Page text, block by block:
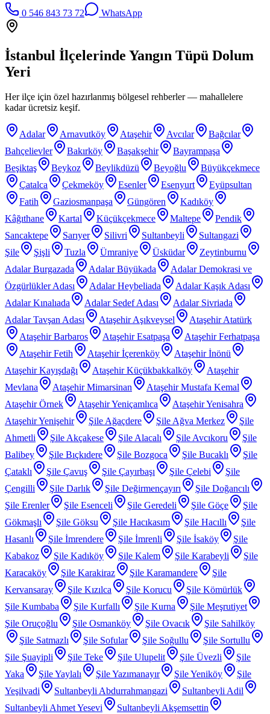
0 546 843 73 72 WhatsApp
İstanbul İlçelerinde Yangın Tüpü Dolum
Yeri
Her ilçe için özel hazırlanmış bölgesel rehberler — mahallelere
kadar ücretsiz keşif.
Adalar Arnavutköy Ataşehir Avcılar
Bağcılar
Bahçelievler
Bakırköy Başakşehir
Bayrampaşa
Beşiktaş
Beykoz Beylikdüzü Beyoğlu
Büyükçekmece
Çatalca
Çekmeköy Esenler Esenyurt
Eyüpsultan
Fatih
Gaziosmanpaşa Güngören
Kadıköy
Kâğıthane
Kartal Küçükçekmece Maltepe
Pendik
Sancaktepe
Sarıyer Silivri Sultanbeyli
Sultangazi
Şile
Şişli Tuzla Ümraniye Üsküdar
Zeytinburnu
Adalar Burgazada
Adalar Büyükada
Adalar Demokrasi ve
Özgürlükler Adası
Adalar Heybeliada
Adalar Kaşık Adası
Adalar Kınalıada
Adalar Sedef Adası
Adalar Sivriada
Adalar Tavşan Adası
Ataşehir Aşıkveysel
Ataşehir Atatürk
Ataşehir Barbaros
Ataşehir Esatpaşa
Ataşehir Ferhatpaşa
Ataşehir Fetih
Ataşehir İçerenköy
Ataşehir İnönü
Ataşehir Kayışdağı
Ataşehir Küçükbakkalköy
Ataşehir
Mevlana
Ataşehir Mimarsinan
Ataşehir Mustafa Kemal
Ataşehir Örnek
Ataşehir Yeniçamlıca
Ataşehir Yenisahra
Ataşehir Yenişehir
Şile Ağaçdere Şile Ağva Merkez
Şile
Ahmetli
Şile Akçakese Şile Alacalı Şile Avcıkoru
Şile
Balibey
Şile Bıçkıdere Şile Bozgoca Şile Bucaklı
Şile
Çataklı
Şile Çavuş Şile Çayırbaşı Şile Çelebi
Şile
Çengilli
Şile Darlık Şile Değirmençayırı
Şile Doğancılı
Şile Erenler
Şile Esenceli Şile Geredeli Şile Göçe
Şile
Gökmaşlı
Şile Göksu Şile Hacıkasım Şile Hacıllı
Şile
Hasanlı
Şile İmrendere Şile İmrenli Şile İsaköy
Şile
Kabakoz
Şile Kadıköy Şile Kalem Şile Karabeyli
Şile
Karacaköy
Şile Karakiraz Şile Karamandere
Şile
Kervansaray
Şile Kızılca Şile Korucu
Şile Kömürlük
Şile Kumbaba
Şile Kurfallı Şile Kurna
Şile Meşrutiyet
Şile Oruçoğlu
Şile Osmanköy Şile Ovacık
Şile Sahilköy
Şile Satmazlı
Şile Sofular Şile Soğullu
Şile Sortullu
Şile Şuayipli
Şile Teke Şile Ulupelit Şile Üvezli
Şile
Yaka
Şile Yaylalı Şile Yazımanayır Şile Yeniköy
Şile
Yeşilvadi
Sultanbeyli Abdurrahmangazi
Sultanbeyli Adil
Sultanbeyli Ahmet Yesevi
Sultanbeyli Akşemsettin